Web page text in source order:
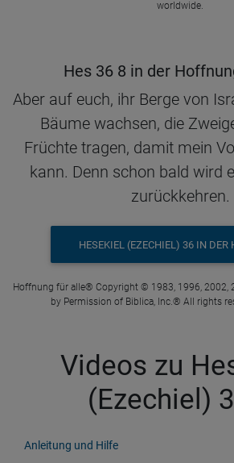
worldwide.
Hes 36 8 in der
Aber auf euch, ihr Berge von
Bäume wachsen, die
Früchte tragen, damit mein
kann. Denn schon bald wird
zurückkehren.
HESEKIEL (EZECHIEL) 36 IN DER
Hoffnung für alle® Copyright © 1983, 1996, 2002,
by Permission of Biblica, Inc.® All rights
Videos zu
(Ezechiel)
Anleitung und Hilfe